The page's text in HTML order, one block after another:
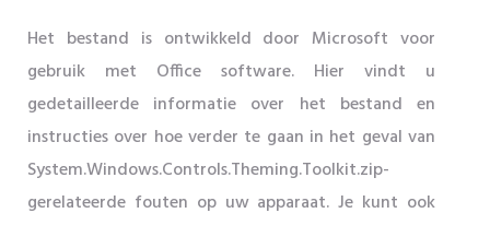
Het bestand is ontwikkeld door Microsoft voor
gebruik met Office software. Hier vindt u
gedetailleerde informatie over het bestand en
instructies over hoe verder te gaan in het geval van
System.Windows.Controls.Theming.Toolkit.zip-
gerelateerde fouten op uw apparaat. Je kunt ook